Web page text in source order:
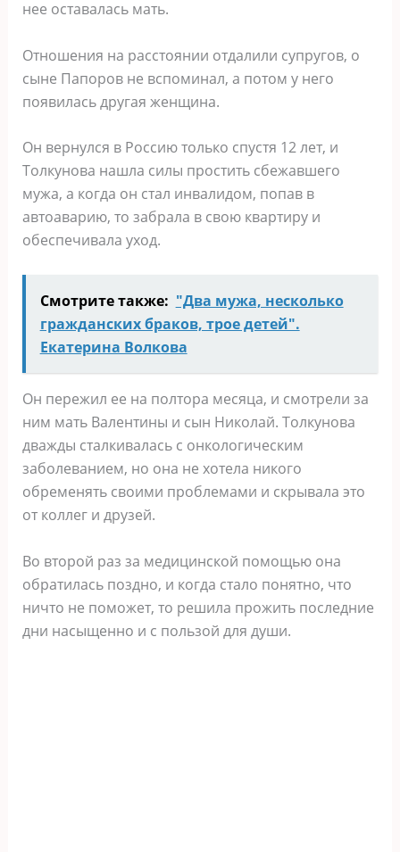
нее оставалась мать.
Отношения на расстоянии отдалили супругов, о
сыне Папоров не вспоминал, а потом у него
появилась другая женщина.
Он вернулся в Россию только спустя 12 лет, и
Толкунова нашла силы простить сбежавшего
мужа, а когда он стал инвалидом, попав в
автоаварию, то забрала в свою квартиру и
обеспечивала уход.
Смотрите также: "Два мужа, несколько
гражданских браков, трое детей".
Екатерина Волкова
Он пережил ее на полтора месяца, и смотрели за
ним мать Валентины и сын Николай. Толкунова
дважды сталкивалась с онкологическим
заболеванием, но она не хотела никого
обременять своими проблемами и скрывала это
от коллег и друзей.
Во второй раз за медицинской помощью она
обратилась поздно, и когда стало понятно, что
ничто не поможет, то решила прожить последние
дни насыщенно и с пользой для души.